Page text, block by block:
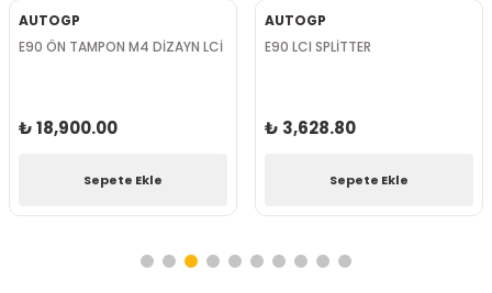
AUTOGP
E90 ÖN TAMPON M4 DİZAYN LCİ
₺ 18,900.00
Sepete Ekle
AUTOGP
E90 LCI SPLİTTER
₺ 3,628.80
Sepete Ekle